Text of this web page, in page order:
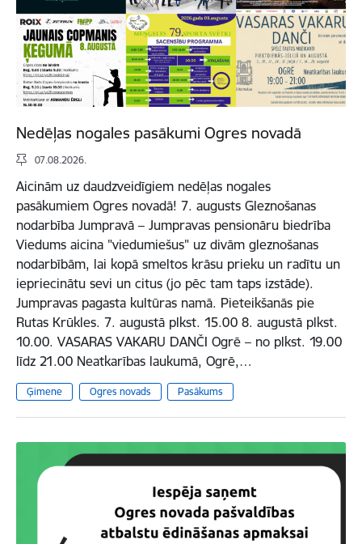
Nedēļas nogales pasākumi Ogres novadā
07.08.2026.
Aicinām uz daudzveidīgiem nedēļas nogales
pasākumiem Ogres novadā! 7. augusts Gleznošanas
nodarbība Jumpravā – Jumpravas pensionāru biedrība
Viedums aicina "viedumiešus" uz divām gleznošanas
nodarbībām, lai kopā smeltos krāsu prieku un radītu un
iepriecinātu sevi un citus (jo pēc tam taps izstāde).
Jumpravas pagasta kultūras namā. Pieteikšanās pie
Rutas Krūkles. 7. augustā plkst. 15.00 8. augustā plkst.
10.00. VASARAS VAKARU DANČI Ogrē – no plkst. 19.00
līdz 21.00 Neatkarības laukumā, Ogrē,…
Ģimene Ogres novads Pasākums